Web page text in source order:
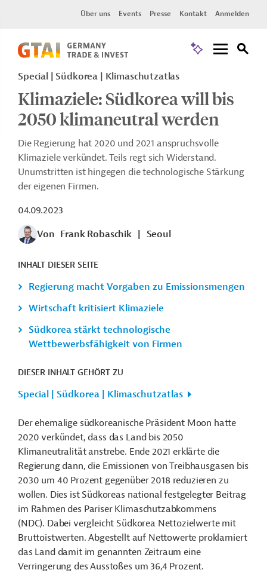
Über uns Events Presse Kontakt Anmelden
Special | Südkorea | Klimaschutzatlas
Klimaziele: Südkorea will bis
2050 klimaneutral werden
Die Regierung hat 2020 und 2021 anspruchsvolle
Klimaziele verkündet. Teils regt sich Widerstand.
Unumstritten ist hingegen die technologische Stärkung
der eigenen Firmen.
04.09.2023
Von Frank Robaschik Seoul
INHALT DIESER SEITE
Regierung macht Vorgaben zu Emissionsmengen
Wirtschaft kritisiert Klimaziele
Südkorea stärkt technologische
Wettbewerbsfähigkeit von Firmen
DIESER INHALT GEHÖRT ZU
Special | Südkorea | Klimaschutzatlas
Der ehemalige südkoreanische Präsident Moon hatte
2020 verkündet, dass das Land bis 2050
Klimaneutralität anstrebe. Ende 2021 erklärte die
Regierung dann, die Emissionen von Treibhausgasen bis
2030 um 40 Prozent gegenüber 2018 reduzieren zu
wollen. Dies ist Südkoreas national festgelegter Beitrag
im Rahmen des Pariser Klimaschutzabkommens
(NDC). Dabei vergleicht Südkorea Nettozielwerte mit
Bruttoistwerten. Abgestellt auf Nettowerte proklamiert
das Land damit im genannten Zeitraum eine
Verringerung des Ausstoßes um 36,4 Prozent.